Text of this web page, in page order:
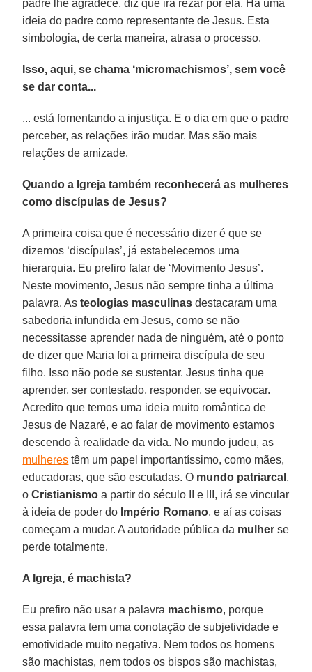
padre lhe agradece, diz que irá rezar por ela. Há uma
ideia do padre como representante de Jesus. Esta
simbologia, de certa maneira, atrasa o processo.
Isso, aqui, se chama ‘micromachismos’, sem você
se dar conta...
... está fomentando a injustiça. E o dia em que o padre
perceber, as relações irão mudar. Mas são mais
relações de amizade.
Quando a Igreja também reconhecerá as mulheres
como discípulas de Jesus?
A primeira coisa que é necessário dizer é que se
dizemos ‘discípulas’, já estabelecemos uma
hierarquia. Eu prefiro falar de ‘Movimento Jesus’.
Neste movimento, Jesus não sempre tinha a última
palavra. Asteologias masculinas destacaram uma
sabedoria infundida em Jesus, como se não
necessitasse aprender nada de ninguém, até o ponto
de dizer que Maria foi a primeira discípula de seu
filho. Isso não pode se sustentar. Jesus tinha que
aprender, ser contestado, responder, se equivocar.
Acredito que temos uma ideia muito romântica de
Jesus de Nazaré, e ao falar de movimento estamos
descendo à realidade da vida. No mundo judeu, as
mulheres têm um papel importantíssimo, como mães,
educadoras, que são escutadas. O mundo patriarcal ,
oCristianismo a partir do século II e III, irá se vincular
à ideia de poder do Império Romano, e aí as coisas
começam a mudar. A autoridade pública da mulher se
perde totalmente.
A Igreja, é machista?
Eu prefiro não usar a palavra machismo, porque
essa palavra tem uma conotação de subjetividade e
emotividade muito negativa. Nem todos os homens
são machistas, nem todos os bispos são machistas,